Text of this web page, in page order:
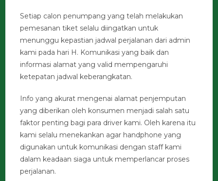
Setiap calon penumpang yang telah melakukan
pemesanan tiket selalu diingatkan untuk
menunggu kepastian jadwal perjalanan dari admin
kami pada hari H. Komunikasi yang baik dan
informasi alamat yang valid mempengaruhi
ketepatan jadwal keberangkatan.
Info yang akurat mengenai alamat penjemputan
yang diberikan oleh konsumen menjadi salah satu
faktor penting bagi para driver kami. Oleh karena itu
kami selalu menekankan agar handphone yang
digunakan untuk komunikasi dengan staff kami
dalam keadaan siaga untuk memperlancar proses
perjalanan.